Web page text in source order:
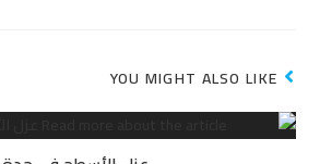
YOU MIGHT ALSO LIKE